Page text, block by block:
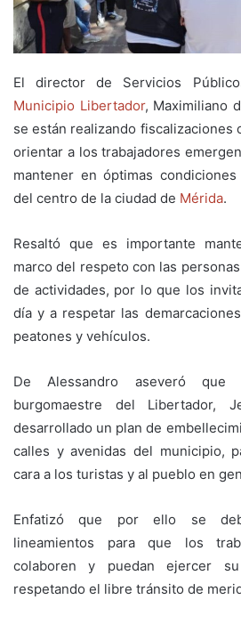
El director de Servicios
Municipio Libertador, Maximiliano
se están realizando fiscalizaciones
orientar a los trabajadores
mantener en óptimas
del centro de la ciudad de Mérida.
Resaltó que es importante
marco del respeto con las
de actividades, por lo que los
día y a respetar las
peatones y vehículos.
De Alessandro aseveró
burgomaestre del Libertador,
desarrollado un plan de
calles y avenidas del municipio,
cara a los turistas y al pueblo en
Enfatizó que por ello se
lineamientos para que los
colaboren y puedan ejercer
respetando el libre tránsito de